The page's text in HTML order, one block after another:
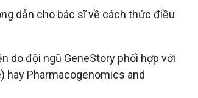
dẫn cho bác sĩ về cách thức điều
do đội ngũ GeneStory phối hợp với
hay Pharmacogenomics and